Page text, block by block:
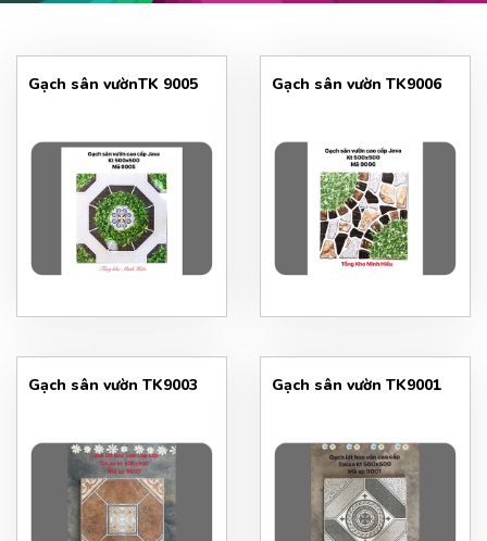
Gạch sân vườnTK 9005 Gạch sân vườn TK9006
Gạch sân vườn TK9003 Gạch sân vườn TK9001